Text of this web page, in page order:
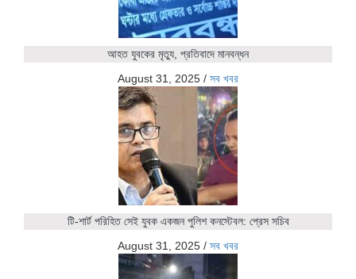
আহত যুবকের মৃত্যু, প্রতিবাদে মানবন্ধন
August 31, 2025 / সব খবর
টি-শার্ট পরিহিত সেই যুবক একজন পুলিশ কনস্টেবল: প্রেস সচিব
August 31, 2025 / সব খবর